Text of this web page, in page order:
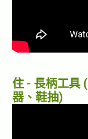
住 - 長柄工具
器、鞋抽)